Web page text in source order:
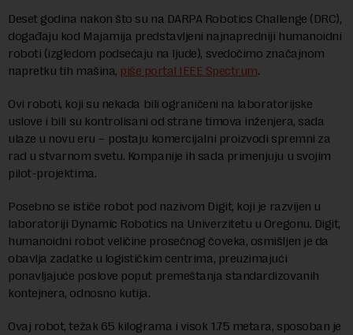
Deset godina nakon što su na DARPA Robotics Challenge (DRC),
događaju kod Majamija predstavljeni najnapredniji humanoidni
roboti (izgledom podsećaju na ljude), svedočimo značajnom
napretku tih mašina, piše portal IEEE Spectrum.
Ovi roboti, koji su nekada bili ograničeni na laboratorijske
uslove i bili su kontrolisani od strane timova inženjera, sada
ulaze u novu eru – postaju komercijalni proizvodi spremni za
rad u stvarnom svetu. Kompanije ih sada primenjuju u svojim
pilot-projektima.
Posebno se ističe robot pod nazivom Digit, koji je razvijen u
laboratoriji Dynamic Robotics na Univerzitetu u Oregonu. Digit,
humanoidni robot veličine prosečnog čoveka, osmišljen je da
obavlja zadatke u logističkim centrima, preuzimajući
ponavljajuće poslove poput premeštanja standardizovanih
kontejnera, odnosno kutija.
Ovaj robot, težak 65 kilograma i visok 1.75 metara, sposoban je